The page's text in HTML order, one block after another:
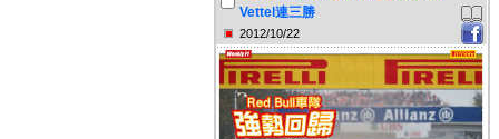
Vettel連三勝
2012/10/22